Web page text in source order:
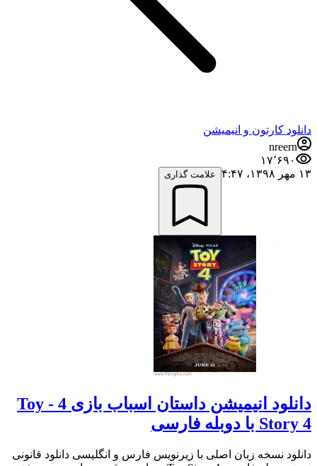
دانلود کارتون و انیمیشن
nreern
۱۷٬۶۹۰
۱۳ مهر ۱۳۹۸،‏ ۴:۴۷
علامت گذاری
دانلود انیمیشن داستان اسباب بازی 4 - Toy
Story 4 با دوبله فارسی
دانلود نسخه زبان اصلی با زیرنویس فارس و انگلیسی دانلود قانونی